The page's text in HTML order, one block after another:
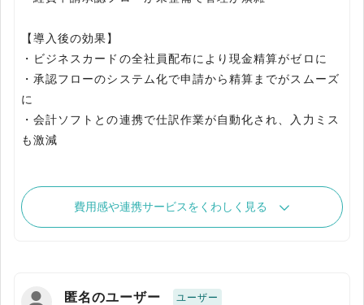
【導入後の効果】
・ビジネスカードの全社員配布により現金精算がゼロに
・承認フローのシステム化で申請から精算までがスムーズ
に
・会計ソフトとの連携で仕訳作業が自動化され、入力ミス
費用感や連携サービスをくわしく見る
匿名のユーザー ユーザー